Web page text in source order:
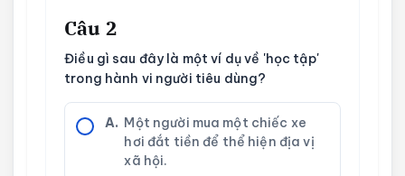
Câu 2
Điều gì sau đây là một ví dụ về 'học tập'
trong hành vi người tiêu dùng?
A. Một người mua một chiếc xe
hơi đắt tiền để thể hiện địa vị
xã hội.